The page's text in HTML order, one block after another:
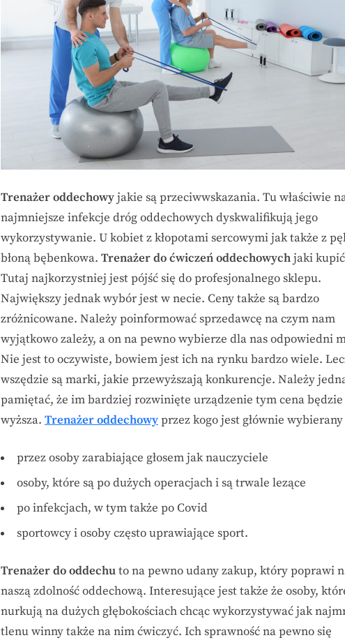
Trenażer oddechowyjakie są przeciwwskazania. Tu właściwie
najmniejsze infekcje dróg oddechowych dyskwalifikują jego
wykorzystywanie. U kobiet z kłopotami sercowymi jak także z
błoną bębenkowa. Trenażer do ćwiczeń oddechowychjaki
Tutaj najkorzystniej jest pójść się do profesjonalnego sklepu.
Największy jednak wybór jest w necie. Ceny także są bardzo
zróżnicowane. Należy poinformować sprzedawcę na czym nam
wyjątkowo zależy, a on na pewno wybierze dla nas odpowiedni
Nie jest to oczywiste, bowiem jest ich na rynku bardzo wiele.
wszędzie są marki, jakie przewyższają konkurencje. Należy
pamiętać, że im bardziej rozwinięte urządzenie tym cena będzie
wyższa. Trenażer oddechowyprzez kogo jest głównie wybierany
przez osoby zarabiające głosem jak nauczyciele
osoby, które są po dużych operacjach i są trwale lezące
po infekcjach, w tym także po Covid
sportowcy i osoby często uprawiające sport.
Trenażer do oddechuto na pewno udany zakup, który poprawi
naszą zdolność oddechową. Interesujące jest także że osoby,
nurkują na dużych głębokościach chcąc wykorzystywać jak
tlenu winny także na nim ćwiczyć. Ich sprawność na pewno się